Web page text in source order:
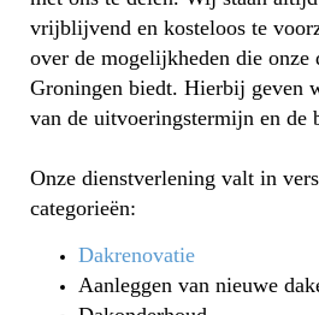
vrijblijvend en kosteloos te
over de mogelijkheden die onze
Groningen biedt. Hierbij geven
van de uitvoeringstermijn en de
Onze dienstverlening valt in
categorieën:
Dakrenovatie
Aanleggen van nieuwe